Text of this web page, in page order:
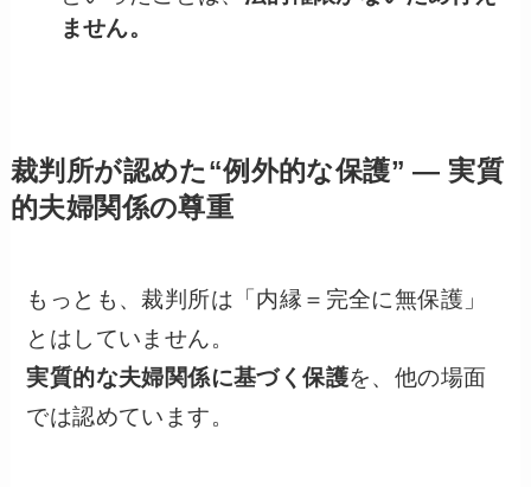
ません。
裁判所が認めた“例外的な保護” ― 実質
的夫婦関係の尊重
もっとも、裁判所は「内縁＝完全に無保護」
とはしていません。
実質的な夫婦関係に基づく保護を、他の場面
では認めています。